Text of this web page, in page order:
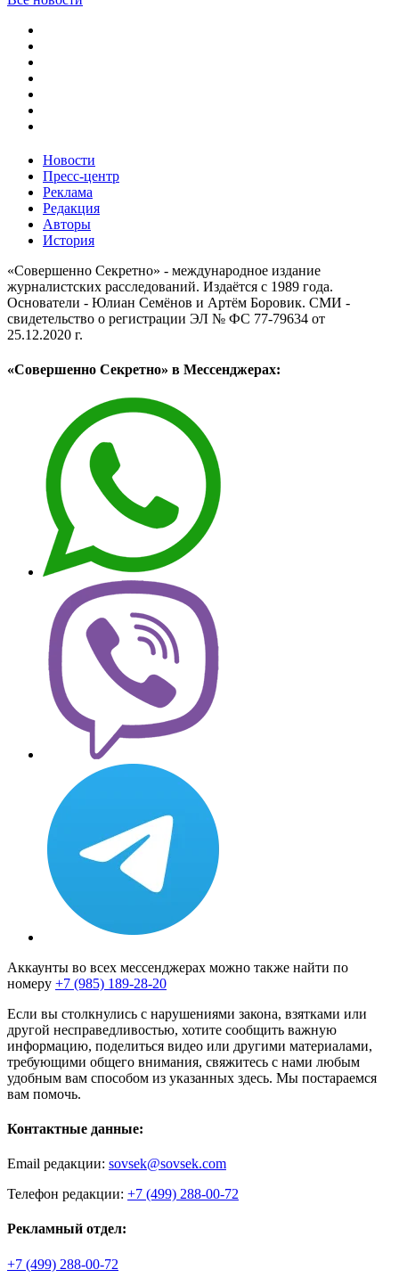
Новости
Пресс-центр
Реклама
Редакция
Авторы
История
«Совершенно Секретно» - международное издание
журналистских расследований. Издаётся с 1989 года.
Основатели - Юлиан Семёнов и Артём Боровик. CМИ -
свидетельство о регистрации ЭЛ № ФС 77-79634 от
25.12.2020 г.
«Совершенно Секретно» в Мессенджерах:
Аккаунты во всех мессенджерах можно также найти по
номеру +7 (985) 189-28-20
Если вы столкнулись с нарушениями закона, взятками или
другой несправедливостью, хотите сообщить важную
информацию, поделиться видео или другими материалами,
требующими общего внимания, свяжитесь с нами любым
удобным вам способом из указанных здесь. Мы постараемся
вам помочь.
Контактные данные:
Email редакции: sovsek@sovsek.com
Телефон редакции: +7 (499) 288-00-72
Рекламный отдел:
+7 (499) 288-00-72